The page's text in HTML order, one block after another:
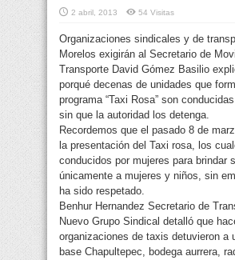
2 abril, 2013 54 Visitas
Organizaciones sindicales y de
Morelos exigirán al Secretario de
Transporte David Gómez Basilio
porqué decenas de unidades que
programa “Taxi Rosa” son
sin que la autoridad los detenga.
Recordemos que el pasado 8 de
la presentación del Taxi rosa, los
conducidos por mujeres para brindar
únicamente a mujeres y niños, sin
ha sido respetado.
Benhur Hernandez Secretario de
Nuevo Grupo Sindical detalló que
organizaciones de taxis detuvieron a
base Chapultepec, bodega aurrera,